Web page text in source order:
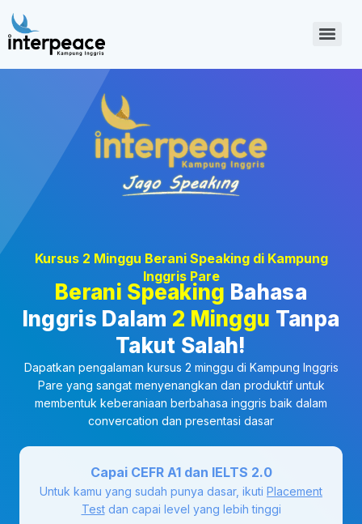
Kursus 2 Minggu Berani Speaking di Kampung
Inggris Pare
Berani Speaking Bahasa
Inggris Dalam 2 Minggu Tanpa
Takut Salah!
Dapatkan pengalaman kursus 2 minggu di Kampung Inggris
Pare yang sangat menyenangkan dan produktif untuk
membentuk keberaniaan berbahasa inggris baik dalam
convercation dan presentasi dasar
Capai CEFR A1 dan IELTS 2.0
Untuk kamu yang sudah punya dasar, ikuti Placement
Testdan capai level yang lebih tinggi